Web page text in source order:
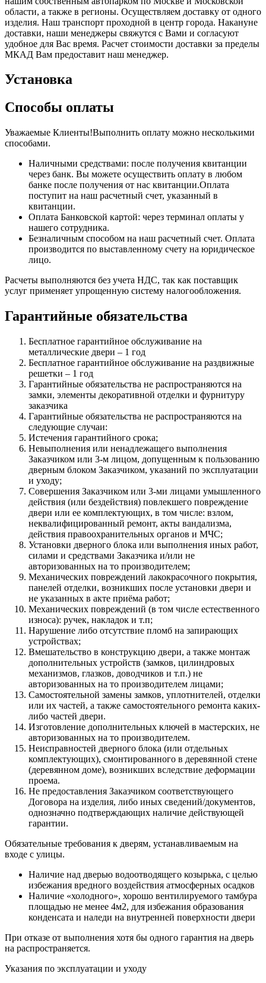
области, а также в регионы. Осуществляем доставку от одного
изделия. Наш транспорт проходной в центр города. Накануне
доставки, наши менеджеры свяжутся с Вами и согласуют
удобное для Вас время. Расчет стоимости доставки за пределы
МКАД Вам предоставит наш менеджер.
Установка
Способы оплаты
Уважаемые Клиенты!Выполнить оплату можно несколькими
способами.
Наличными средствами: после получения квитанции
через банк. Вы можете осуществить оплату в любом
банке после получения от нас квитанции.Оплата
поступит на наш расчетный счет, указанный в
квитанции.
Оплата Банковской картой: через терминал оплаты у
нашего сотрудника.
Безналичным способом на наш расчетный счет. Оплата
производится по выставленному счету на юридическое
лицо.
Расчеты выполняются без учета НДС, так как поставщик
услуг применяет упрощенную систему налогообложения.
Гарантийные обязательства
Бесплатное гарантийное обслуживание на
металлические двери – 1 год
Бесплатное гарантийное обслуживание на раздвижные
решетки – 1 год
Гарантийные обязательства не распространяются на
замки, элементы декоративной отделки и фурнитуру
заказчика
Гарантийные обязательства не распространяются на
следующие случаи:
Истечения гарантийного срока;
Невыполнения или ненадлежащего выполнения
Заказчиком или 3-м лицом, допущенным к пользованию
дверным блоком Заказчиком, указаний по эксплуатации
и уходу;
Совершения Заказчиком или 3-ми лицами умышленного
действия (или бездействия) повлекшего повреждение
двери или ее комплектующих, в том числе: взлом,
неквалифицированный ремонт, акты вандализма,
действия правоохранительных органов и МЧС;
Установки дверного блока или выполнения иных работ,
силами и средствами Заказчика и/или не
авторизованных на то производителем;
Механических повреждений лакокрасочного покрытия,
панелей отделки, возникших после установки двери и
не указанных в акте приёма работ;
Механических повреждений (в том числе естественного
износа): ручек, накладок и т.п;
Нарушение либо отсутствие пломб на запирающих
устройствах;
Вмешательство в конструкцию двери, а также монтаж
дополнительных устройств (замков, цилиндровых
механизмов, глазков, доводчиков и т.п.) не
авторизованных на то производителем лицами;
Самостоятельной замены замков, уплотнителей, отделки
или их частей, а также самостоятельного ремонта каких-
либо частей двери.
Изготовление дополнительных ключей в мастерских, не
авторизованных на то производителем.
Неисправностей дверного блока (или отдельных
комплектующих), смонтированного в деревянной стене
(деревянном доме), возникших вследствие деформации
проема.
Не предоставления Заказчиком соответствующего
Договора на изделия, либо иных сведений/документов,
однозначно подтверждающих наличие действующей
гарантии.
Обязательные требования к дверям, устанавливаемым на
входе с улицы.
Наличие над дверью водоотводящего козырька, с целью
избежания вредного воздействия атмосферных осадков
Наличие «холодного», хорошо вентилируемого тамбура
площадью не менее 4м2, для избежания образования
конденсата и наледи на внутренней поверхности двери
При отказе от выполнения хотя бы одного гарантия на дверь
на распространяется.
Указания по эксплуатации и уходу